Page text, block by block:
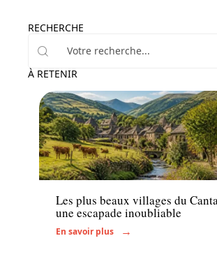
RECHERCHE
À RETENIR
Voyage
Les plus beaux villages du
une escapade inoubliable
En savoir plus